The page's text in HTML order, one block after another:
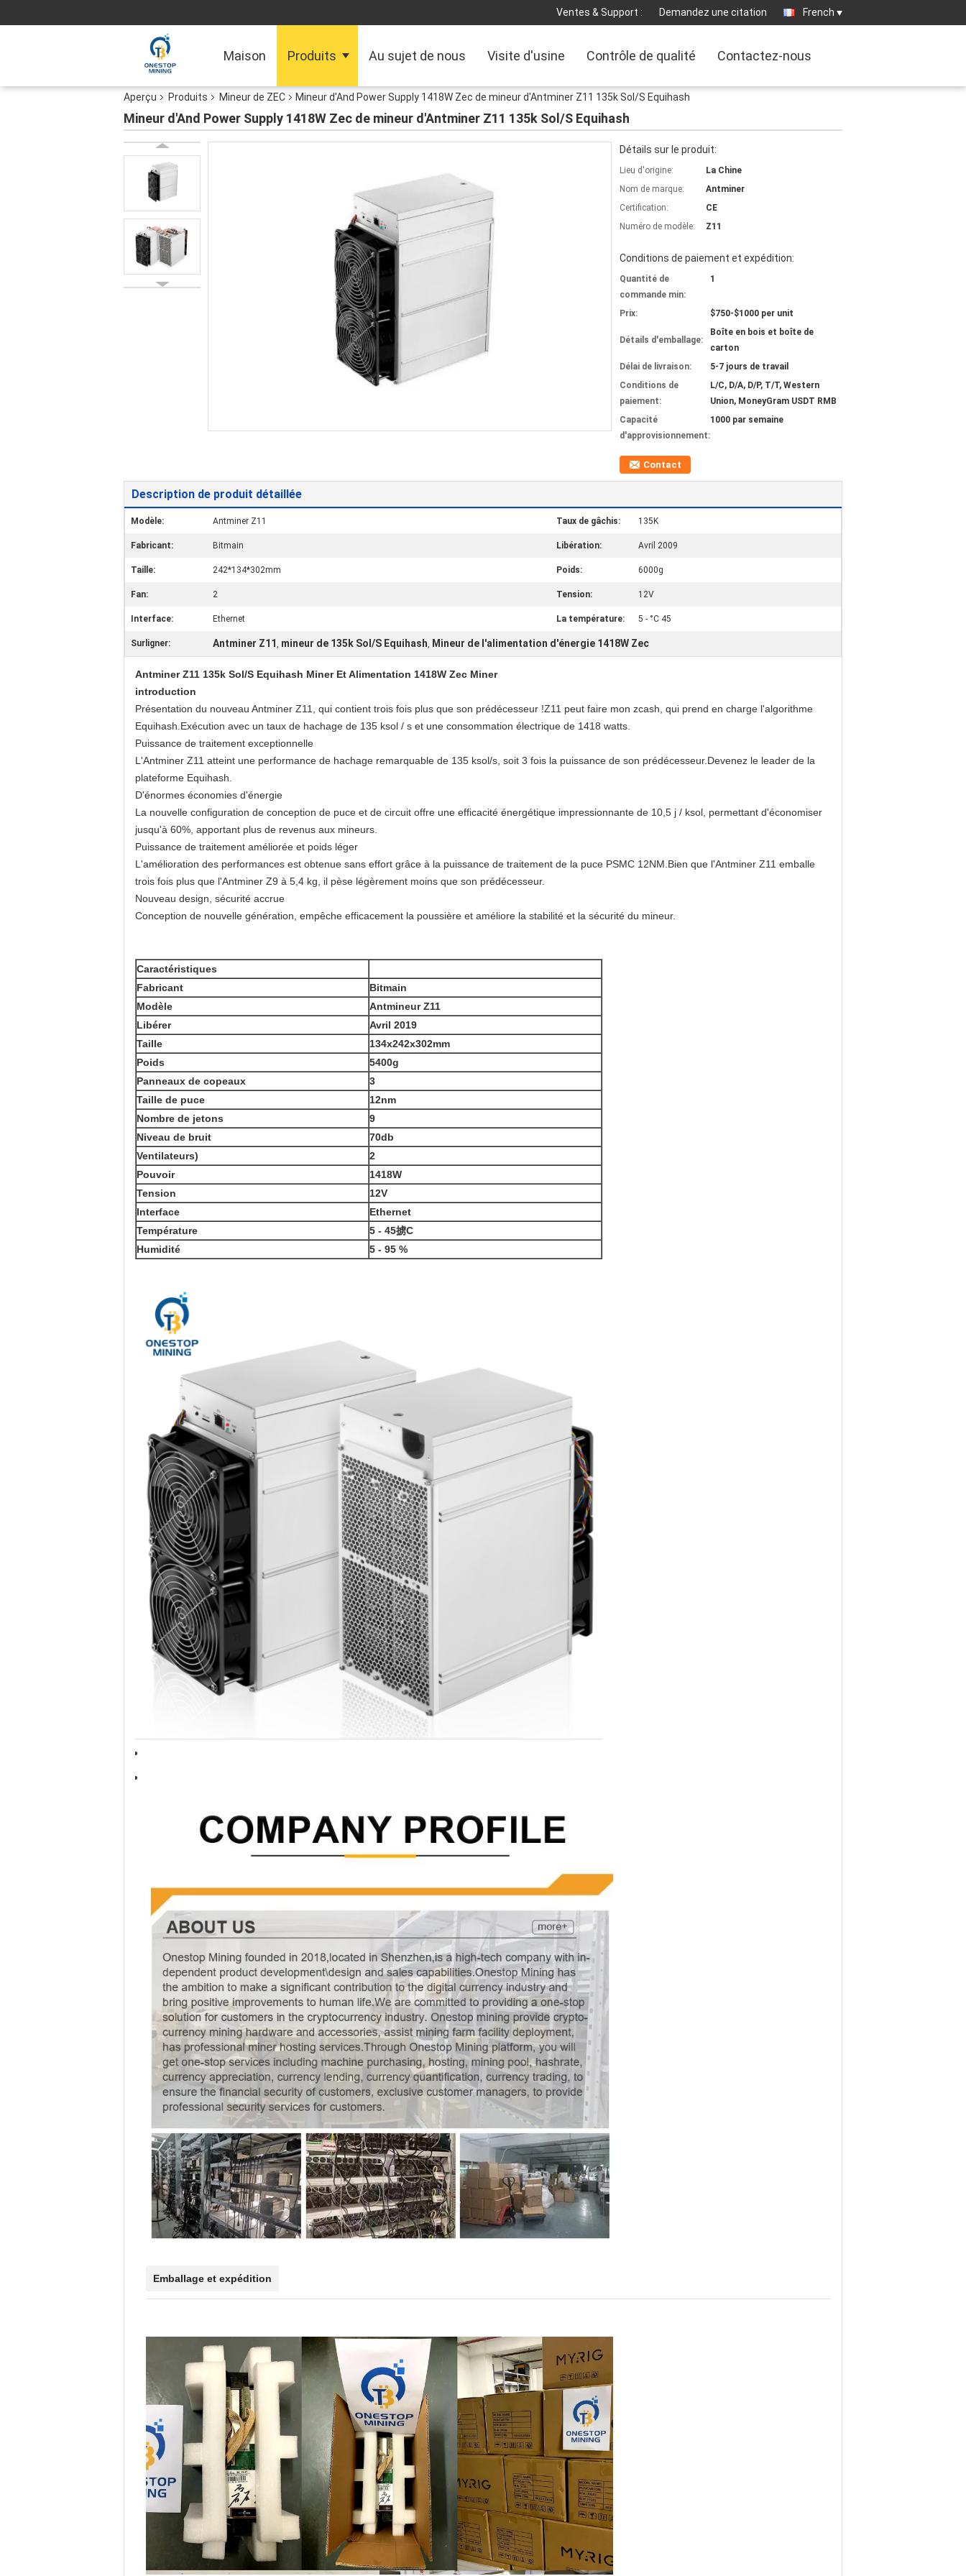
Ventes & Support : Demandez une citation French
Maison Produits Au sujet de nous Visite d'usine Contrôle de qualité Contactez-nous
Aperçu Produits Mineur de ZEC Mineur d'And Power Supply 1418W Zec de mineur d'Antminer Z11 135k Sol/S Equihash
Mineur d'And Power Supply 1418W Zec de mineur d'Antminer Z11 135k Sol/S Equihash
Détails sur le produit:
Lieu d'origine:
La Chine
Nom de marque:
Antminer
Certification:
CE
Numéro de modèle:
Z11
Conditions de paiement et expédition:
Quantité de
commande min:
1
Prix: $750-$1000 per unit
Détails d'emballage:
Boîte en bois et boîte de
carton
Délai de livraison:
5-7 jours de travail
Conditions de
paiement:
L/C, D/A, D/P, T/T, Western
Union, MoneyGram USDT RMB
Capacité
d'approvisionnement:
1000 par semaine
Contact
Description de produit détaillée
Modèle: Antminer Z11 Taux de gâchis: 135K
Fabricant: Bitmain Libération: Avril 2009
Taille: 242*134*302mm Poids: 6000g
Fan: 2 Tension: 12V
Interface: Ethernet La température: 5 - °C 45
Surligner: Antminer Z11 , mineur de 135k Sol/S Equihash, Mineur de l'alimentation d'énergie 1418W Zec
Antminer Z11 135k Sol/S Equihash Miner Et Alimentation 1418W Zec Miner
introduction
Présentation du nouveau Antminer Z11, qui contient trois fois plus que son prédécesseur !Z11 peut faire mon zcash, qui prend en charge l'algorithme
Equihash.Exécution avec un taux de hachage de 135 ksol / s et une consommation électrique de 1418 watts.
Puissance de traitement exceptionnelle
L'Antminer Z11 atteint une performance de hachage remarquable de 135 ksol/s, soit 3 fois la puissance de son prédécesseur.Devenez le leader de la
plateforme Equihash.
D'énormes économies d'énergie
La nouvelle configuration de conception de puce et de circuit offre une efficacité énergétique impressionnante de 10,5 j / ksol, permettant d'économiser
jusqu'à 60%, apportant plus de revenus aux mineurs.
Puissance de traitement améliorée et poids léger
L'amélioration des performances est obtenue sans effort grâce à la puissance de traitement de la puce PSMC 12NM.Bien que l'Antminer Z11 emballe
trois fois plus que l'Antminer Z9 à 5,4 kg, il pèse légèrement moins que son prédécesseur.
Nouveau design, sécurité accrue
Conception de nouvelle génération, empêche efficacement la poussière et améliore la stabilité et la sécurité du mineur.
Caractéristiques
Fabricant
Bitmain
Modèle
Antmineur Z11
Libérer
Avril 2019
Taille
134x242x302mm
Poids
5400g
Panneaux de copeaux
3
Taille de puce
12nm
Nombre de jetons
9
Niveau de bruit
70db
Ventilateurs)
2
Pouvoir
1418W
Tension
12V
Interface
Ethernet
Température
5 - 45掳C
Humidité
5 - 95 %
Emballage et expédition